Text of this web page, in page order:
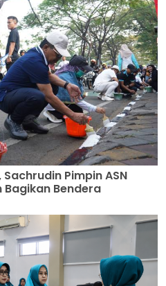
Pimpin ASN
Bendera